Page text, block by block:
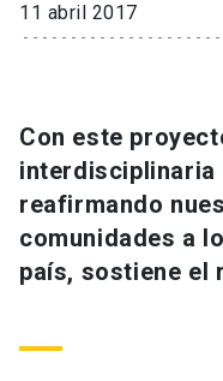
Información para
Futuros estudiantes
Estudiantes
Académicos
Go to english site
11 abril 2017
Con este
interdisciplinaria
reafirmando
comunidades a
país, sostiene el